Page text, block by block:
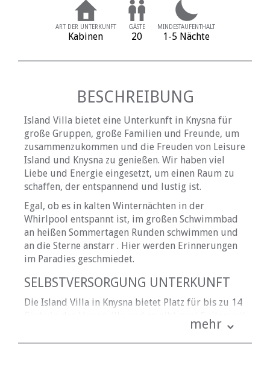
ART DER UNTERKUNFT
Kabinen
GÄSTE
20
MINDESTAUFENTHALT
1-5 Nächte
BESCHREIBUNG
Island Villa bietet eine Unterkunft in Knysna für
große Gruppen, große Familien und Freunde, um
zusammenzukommen und die Freuden von Leisure
Island und Knysna zu genießen. Wir haben viel
Liebe und Energie eingesetzt, um einen Raum zu
schaffen, der entspannend und lustig ist.
Egal, ob es in kalten Winternächten in der
Whirlpool entspannt ist, im großen Schwimmbad
an heißen Sommertagen Runden schwimmen und
an die Sterne anstarr . Hier werden Erinnerungen
im Paradies geschmiedet.
SELBSTVERSORGUNG UNTERKUNFT
Die Island Villa in Knysna bietet Platz für bis zu 14
eigenem Eingang, die separat oder in Verbindung
mit dem Haupthaus gebucht werden können.
mehr